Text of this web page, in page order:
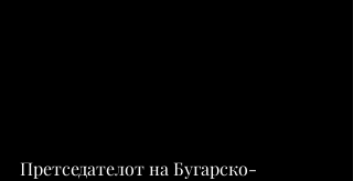
Претседателот на Бугарско-